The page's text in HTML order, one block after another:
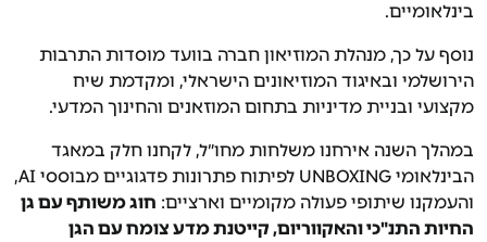
בינלאומיים.
נוסף על כך, מנהלת המוזיאון חברה בוועד מוסדות התרבות
הירושלמי ובאיגוד המוזיאונים הישראלי, ומקדמת שיח
מקצועי ובניית מדיניות בתחום המוזאנים והחינוך המדעי.
במהלך השנה אירחנו משלחות מחו״ל, לקחנו חלק במאגד
הבינלאומי UNBOXING לפיתוח פתרונות פדגוגיים מבוססי AI,
והעמקנו שיתופי פעולה מקומיים וארציים: חוג משותף עם גן
החיות התנ"כי והאקווריום, קייטנת מדע צומח עם הגן